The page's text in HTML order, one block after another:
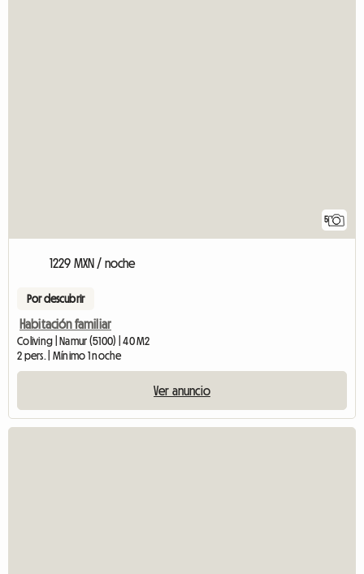
5
1229 MXN / noche
Por descubrir
Habitación familiar
Coliving | Namur (5100) | 40 M2
2 pers. | Mínimo 1 noche
Ver anuncio